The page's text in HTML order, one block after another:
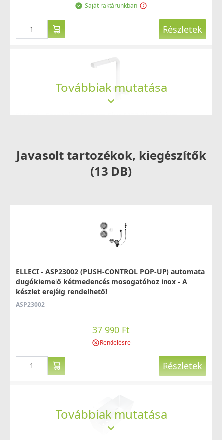
Saját raktárunkban
Részletek
125 990 Ft
Saját raktárunkban
ELLECI - Csaptelep Volta M79 Alumínium - Kifutó
termék!
115 990 Ft
Saját raktárunkban
Részletek
Továbbiak mutatása
Javasolt tartozékok, kiegészítők
(13 DB)
ELLECI - ASP23002 (PUSH-CONTROL POP-UP) automata
dugókiemelő kétmedencés mosogatóhoz inox - A
készlet erejéig rendelhető!
ASP23002
37 990 Ft
Rendelésre
Részletek
Továbbiak mutatása